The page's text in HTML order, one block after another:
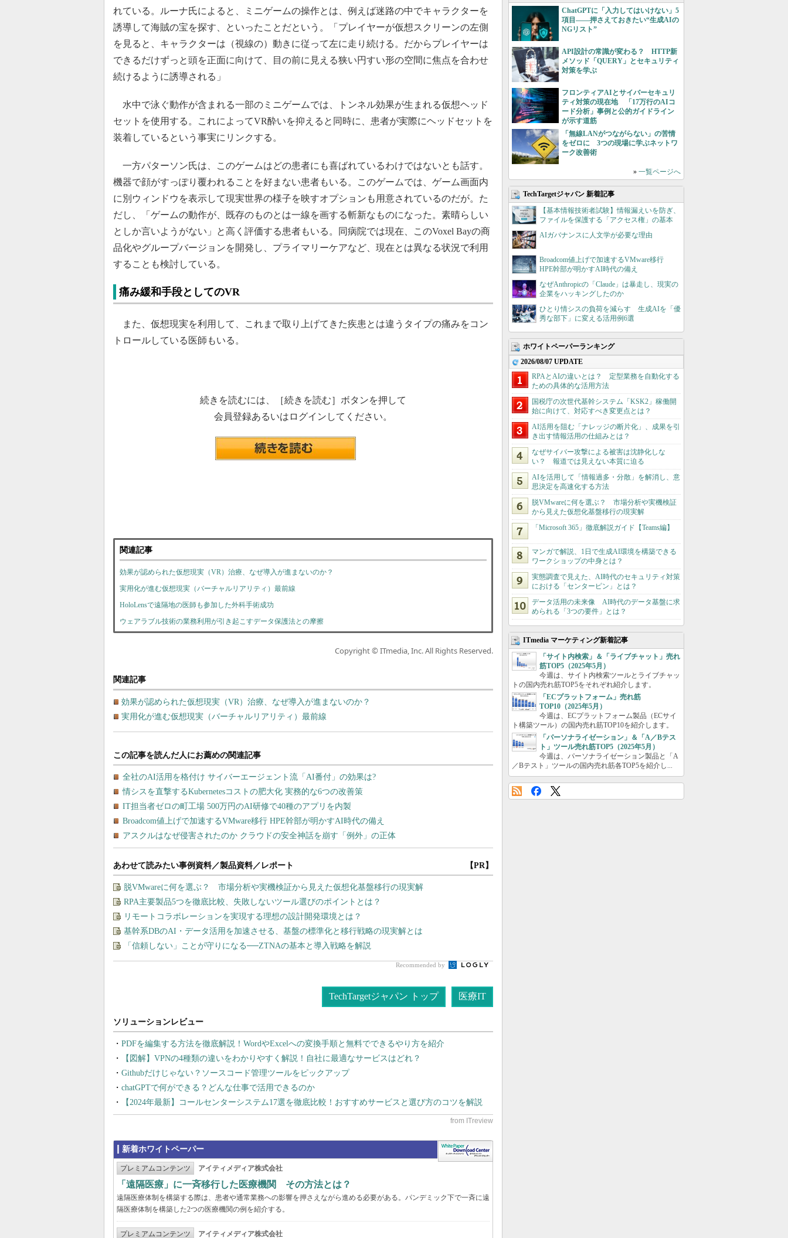
れている。ルーナ氏によると、ミニゲームの操作とは、例えば迷路の中でキャラクターを
誘導して海賊の宝を探す、といったことだという。「プレイヤーが仮想スクリーンの左側
を見ると、キャラクターは（視線の）動きに従って左に走り続ける。だからプレイヤーは
できるだけずっと頭を正面に向けて、目の前に見える狭い円すい形の空間に焦点を合わせ
続けるように誘導される」
水中で泳ぐ動作が含まれる一部のミニゲームでは、トンネル効果が生まれる仮想ヘッド
セットを使用する。これによってVR酔いを抑えると同時に、患者が実際にヘッドセットを
装着しているという事実にリンクする。
一方パターソン氏は、このゲームはどの患者にも喜ばれているわけではないとも話す。
機器で顔がすっぽり覆われることを好まない患者もいる。このゲームでは、ゲーム画面内
に別ウィンドウを表示して現実世界の様子を映すオプションも用意されているのだが。た
だし、「ゲームの動作が、既存のものとは一線を画する斬新なものになった。素晴らしい
としか言いようがない」と高く評価する患者もいる。同病院では現在、このVoxel Bayの商
品化やグループバージョンを開発し、プライマリーケアなど、現在とは異なる状況で利用
することも検討している。
痛み緩和手段としてのVR
また、仮想現実を利用して、これまで取り上げてきた疾患とは違うタイプの痛みをコン
トロールしている医師もいる。
続きを読むには、［続きを読む］ボタンを押して
会員登録あるいはログインしてください。
関連記事
効果が認められた仮想現実（VR）治療、なぜ導入が進まないのか？
実用化が進む仮想現実（バーチャルリアリティ）最前線
HoloLensで遠隔地の医師も参加した外科手術成功
ウェアラブル技術の業務利用が引き起こすデータ保護法との摩擦
Copyright © ITmedia, Inc. All Rights Reserved.
関連記事
効果が認められた仮想現実（VR）治療、なぜ導入が進まないのか？
実用化が進む仮想現実（バーチャルリアリティ）最前線
あわせて読みたい事例資料／製品資料／レポート 【PR】
脱VMwareに何を選ぶ？ 市場分析や実機検証から見えた仮想化基盤移行の現実解
RPA主要製品5つを徹底比較、失敗しないツール選びのポイントとは？
リモートコラボレーションを実現する理想の設計開発環境とは？
基幹系DBのAI・データ活用を加速させる、基盤の標準化と移行戦略の現実解とは
「信頼しない」ことが守りになる──ZTNAの基本と導入戦略を解説
Recommended by
TechTargetジャパン トップ 医療IT
PDFを編集する方法を徹底解説！WordやExcelへの変換手順と無料でできるやり方を紹介
【図解】VPNの4種類の違いをわかりやすく解説！自社に最適なサービスはどれ？
Githubだけじゃない？ソースコード管理ツールをピックアップ
chatGPTで何ができる？どんな仕事で活用できるのか
【2024年最新】コールセンターシステム17選を徹底比較！おすすめサービスと選び方のコツを解説
新着ホワイトペーパー
プレミアムコンテンツ アイティメディア株式会社
「遠隔医療」に一斉移行した医療機関 その方法とは？
遠隔医療体制を構築する際は、患者や通常業務への影響を押さえながら進める必要がある。パンデミック下で一斉に遠
隔医療体制を構築した2つの医療機関の例を紹介する。
プレミアムコンテンツ アイティメディア株式会社
ChatGPTに「入力してはいけない」5
項目――押さえておきたい“生成AIの
NGリスト”
API設計の常識が変わる？ HTTP新
メソッド「QUERY」とセキュリティ
対策を学ぶ
フロンティアAIとサイバーセキュリ
ティ対策の現在地 「17万行のAIコ
ード分析」事例と公的ガイドライン
が示す道筋
「無線LANがつながらない」の苦情
をゼロに 3つの現場に学ぶネットワ
ーク改善術
» 一覧ページへ
TechTargetジャパン 新着記事
【基本情報技術者試験】情報漏えいを防ぎ、
ファイルを保護する「アクセス権」の基本
AIガバナンスに人文学が必要な理由
Broadcom値上げで加速するVMware移行
HPE幹部が明かすAI時代の備え
なぜAnthropicの「Claude」は暴走し、現実の
企業をハッキングしたのか
ひとり情シスの負荷を減らす 生成AIを「優
秀な部下」に変える活用例6選
ホワイトペーパーランキング
2026/08/07 UPDATE
RPAとAIの違いとは？ 定型業務を自動化する
ための具体的な活用方法
国税庁の次世代基幹システム「KSK2」稼働開
始に向けて、対応すべき変更点とは？
AI活用を阻む「ナレッジの断片化」、成果を引
き出す情報活用の仕組みとは？
なぜサイバー攻撃による被害は沈静化しな
い？ 報道では見えない本質に迫る
AIを活用して「情報過多・分散」を解消し、意
思決定を高速化する方法
脱VMwareに何を選ぶ？ 市場分析や実機検証
から見えた仮想化基盤移行の現実解
「Microsoft 365」徹底解説ガイド【Teams編】
マンガで解説、1日で生成AI環境を構築できる
ワークショップの中身とは？
実態調査で見えた、AI時代のセキュリティ対策
における「センターピン」とは？
データ活用の未来像 AI時代のデータ基盤に求
められる「3つの要件」とは？
ITmedia マーケティング新着記事
「サイト内検索」＆「ライブチャット」売れ
筋TOP5（2025年5月）
今週は、サイト内検索ツールとライブチャッ
トの国内売れ筋TOP5をそれぞれ紹介します。
「ECプラットフォーム」売れ筋
TOP10（2025年5月）
今週は、ECプラットフォーム製品（ECサイ
ト構築ツール）の国内売れ筋TOP10を紹介します。
「パーソナライゼーション」＆「A／Bテス
ト」ツール売れ筋TOP5（2025年5月）
今週は、パーソナライゼーション製品と「A
／Bテスト」ツールの国内売れ筋各TOP5を紹介し...